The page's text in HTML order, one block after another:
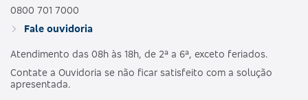
0800 701 7000
Fale ouvidoria
Atendimento das 08h às 18h, de 2ª a 6ª, exceto feriados.
Contate a Ouvidoria se não ficar satisfeito com a solução
apresentada.